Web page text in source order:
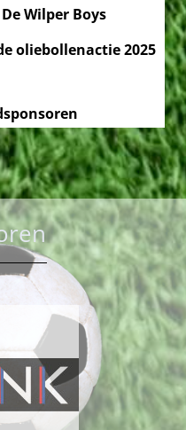
Wilper Boys
oliebollenactie 2025